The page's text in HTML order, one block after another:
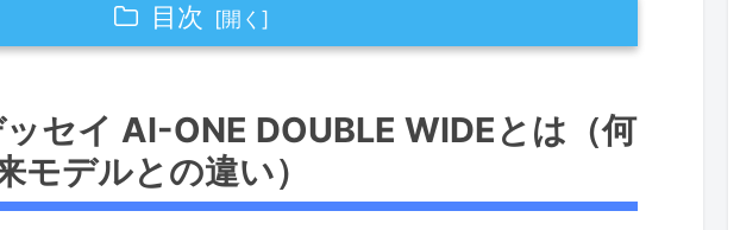
目次
計とダブルワイドヘッド
体的な違い
セイ AI-ONE DOUBLE WIDEとは（何
モデルとの違い）